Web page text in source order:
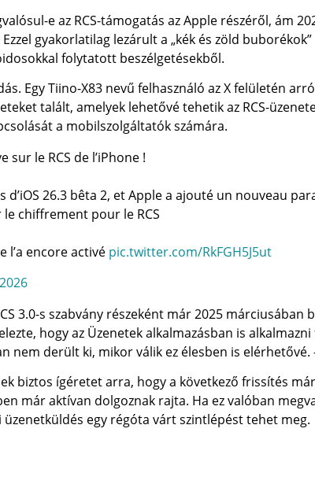
e az RCS-támogatás az Apple részéről, ám
gyakorlatilag lezárult a „kék és zöld
folytatott beszélgetésekből.
Egy Tiino-X83 nevű felhasználó az X felületén
talált, amelyek lehetővé tehetik az RCS-
a mobilszolgáltatók számára.
le RCS de l’iPhone !
d’iOS 26.3 bêta 2, et Apple a ajouté un nouveau
chiffrement pour le RCS
l’a encore activé pic.twitter.com/RkFGH5J5ut
3.0-s szabvány részeként már 2025 márciusában
hogy az Üzenetek alkalmazásban is alkalmazni
nem derült ki, mikor válik ez élesben is elérhetővé.
biztos ígéretet arra, hogy a következő frissítés
már aktívan dolgoznak rajta. Ha ez valóban
egy régóta várt szintlépést tehet meg.